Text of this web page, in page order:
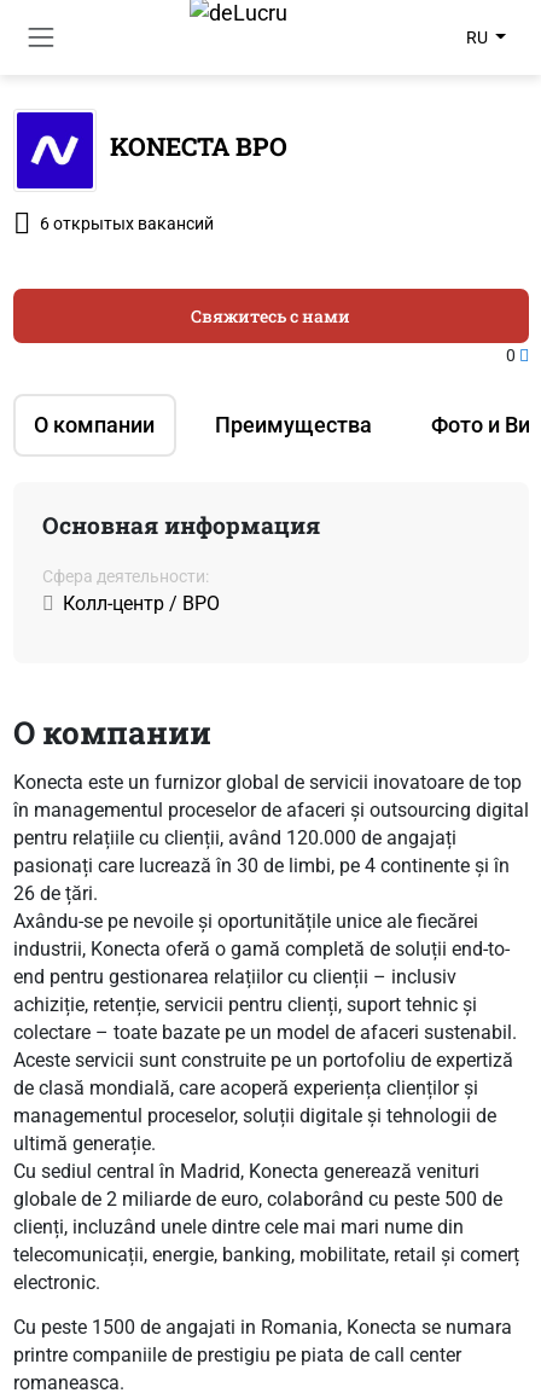
RU
KONECTA BPO
6 открытых вакансий
О компании Преимущества Фото и
Свяжитесь с нами
0
Основная информация
Сфера деятельности:
Колл-центр / BPO
О компании
Konecta este un furnizor global de servicii inovatoare de top
în managementul proceselor de afaceri și outsourcing digital
pentru relațiile cu clienții, având 120.000 de angajați
pasionați care lucrează în 30 de limbi, pe 4 continente și în
26 de țări.
Axându-se pe nevoile și oportunitățile unice ale fiecărei
industrii, Konecta oferă o gamă completă de soluții end-to-
end pentru gestionarea relațiilor cu clienții – inclusiv
achiziție, retenție, servicii pentru clienți, suport tehnic și
colectare – toate bazate pe un model de afaceri sustenabil.
Aceste servicii sunt construite pe un portofoliu de expertiză
de clasă mondială, care acoperă experiența clienților și
managementul proceselor, soluții digitale și tehnologii de
ultimă generație.
Cu sediul central în Madrid, Konecta generează venituri
globale de 2 miliarde de euro, colaborând cu peste 500 de
clienți, incluzând unele dintre cele mai mari nume din
telecomunicații, energie, banking, mobilitate, retail și comerț
electronic.
Cu peste 1500 de angajati in Romania, Konecta se numara
printre companiile de prestigiu pe piata de call center
romaneasca.